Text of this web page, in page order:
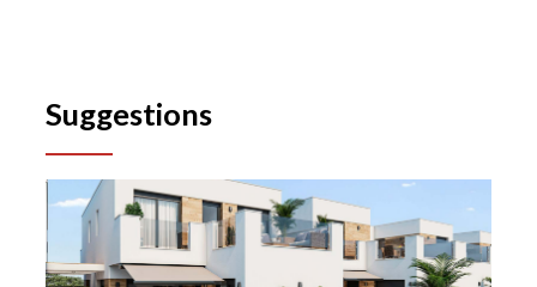
Suggestions